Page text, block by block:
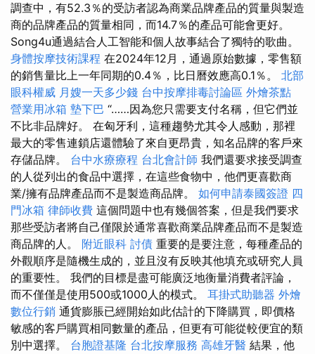
調查中，有52.3％的受訪者認為商業品牌產品的質量與製造
商的品牌產品的質量相同，而14.7％的產品可能會更好。
Song4u通過結合人工智能和個人故事結合了獨特的歌曲。
身體按摩技術課程 在2024年12月，通過原始數據，零售額
的銷售量比上一年同期的0.4％，比日曆效應高0.1％。 北部
眼科權威 月嫂一天多少錢 台中按摩排毒討論區 外燴茶點
營業用冰箱 墊下巴 “……因為您只需要支付名稱，但它們並
不比非品牌好。 在匈牙利，這種趨勢尤其令人感動，那裡
最大的零售連鎖店還體驗了來自更昂貴，知名品牌的客戶來
存儲品牌。 台中水療療程 台北會計師 我們還要求接受調查
的人從列出的食品中選擇，在這些食物中，他們更喜歡商
業/擁有品牌產品而不是製造商品牌。 如何申請泰國簽證 四
門冰箱 律師收費 這個問題中也有幾個答案，但是我們要求
那些受訪者將自己僅限於通常喜歡商業品牌產品而不是製造
商品牌的人。 附近眼科 討債 重要的是要注意，每種產品的
外觀順序是隨機生成的，並且沒有反映其他填充或研究人員
的重要性。 我們的目標是盡可能廣泛地衡量消費者評論，
而不僅僅是使用500或1000人的模式。 耳掛式助聽器 外燴
數位行銷 通貨膨脹已經開始如此估計的下降購買，即價格
敏感的客戶購買相同數量的產品，但更有可能從較便宜的類
別中選擇。 台胞證基隆 台北按摩服務 高雄牙醫 結果，他